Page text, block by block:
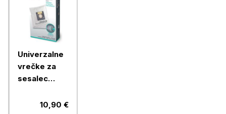
Univerzalne
vrečke za
sesalec
GB2MBUP
10,90 €